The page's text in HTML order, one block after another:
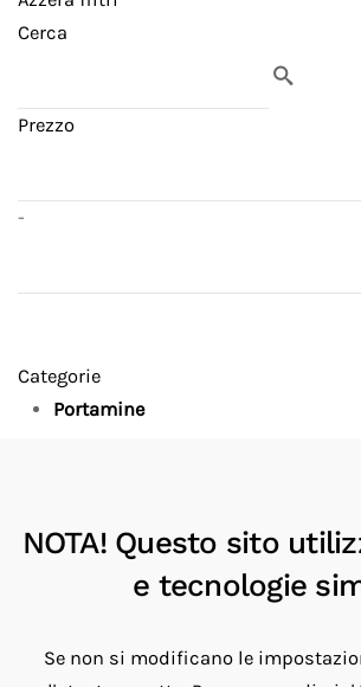
Cerca
Prezzo
-
Categorie
Portamine
Montegrappa 2
SPALDING & BROS 1
Disponibilita'
NOTA! Questo sito
e tecnologie
Se non si modificano le